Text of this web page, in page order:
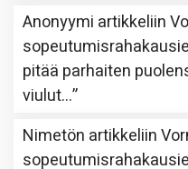
Anonyymi artikkeliin
pitää parhaiten
viulut…”
Nimetön artikkeliin